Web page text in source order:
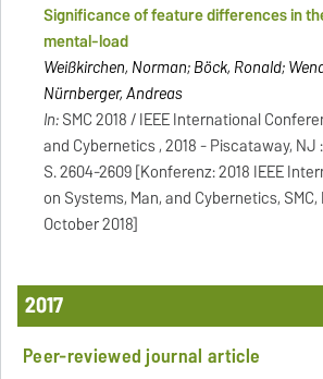
Significance of feature differences in
mental-load
Weißkirchen, Norman; Böck, Ronald;
Nürnberger, Andreas
In:SMC 2018 / IEEE International
and Cybernetics , 2018 - Piscataway, NJ
S. 2604-2609 [Konferenz: 2018 IEEE
on Systems, Man, and Cybernetics,
October 2018]
2017
Peer-reviewed journal article